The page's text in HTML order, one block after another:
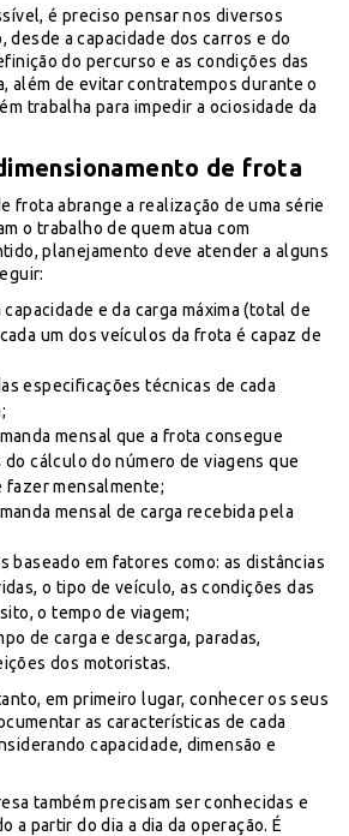
é preciso pensar nos diversos
desde a capacidade dos carros e do
do percurso e as condições das
além de evitar contratempos durante o
trabalha para impedir a ociosidade da
de frota
frota abrange a realização de uma série
o trabalho de quem atua com
planejamento deve atender a alguns
e da carga máxima (total de
um dos veículos da frota é capaz de
especificações técnicas de cada
mensal que a frota consegue
cálculo do número de viagens que
fazer mensalmente;
mensal de carga recebida pela
baseado em fatores como: as distâncias
o tipo de veículo, as condições das
o tempo de viagem;
de carga e descarga, paradas,
dos motoristas.
em primeiro lugar, conhecer os seus
as características de cada
capacidade, dimensão e
também precisam ser conhecidas e
a partir do dia a dia da operação. É